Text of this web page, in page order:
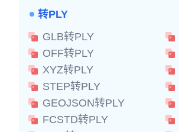
转PLY
GLB转PLY
OFF转PLY
XYZ转PLY
STEP转PLY
GEOJSON转PLY
FCSTD转PLY